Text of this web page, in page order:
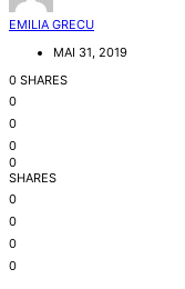
EMILIA GRECU
MAI 31, 2019
0 SHARES
0
0
0
0
SHARES
0
0
0
0